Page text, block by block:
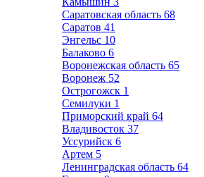
Саратовская область 68
Саратов 41
Энгельс 10
Балаково 6
Воронежская область 65
Воронеж 52
Острогожск 1
Семилуки 1
Приморский край 64
Владивосток 37
Уссурийск 6
Артем 5
Ленинградская область 64